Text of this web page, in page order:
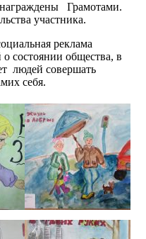
Грамотами.
участника.
реклама
состоянии общества, в
людей совершать
себя.